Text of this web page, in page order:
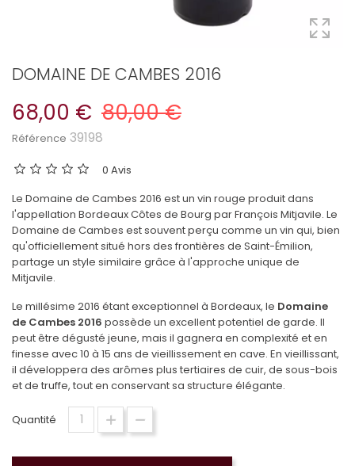
DOMAINE DE CAMBES 2016
68,00 € 80,00 €
Référence 39198
0 Avis
Le Domaine de Cambes 2016 est un vin rouge produit dans
l'appellation Bordeaux Côtes de Bourg par François Mitjavile. Le
Domaine de Cambes est souvent perçu comme un vin qui, bien
qu'officiellement situé hors des frontières de Saint-Émilion,
partage un style similaire grâce à l'approche unique de
Mitjavile.
Le millésime 2016 étant exceptionnel à Bordeaux, le Domaine
de Cambes 2016 possède un excellent potentiel de garde. Il
peut être dégusté jeune, mais il gagnera en complexité et en
finesse avec 10 à 15 ans de vieillissement en cave. En vieillissant,
il développera des arômes plus tertiaires de cuir, de sous-bois
et de truffe, tout en conservant sa structure élégante.
Quantité